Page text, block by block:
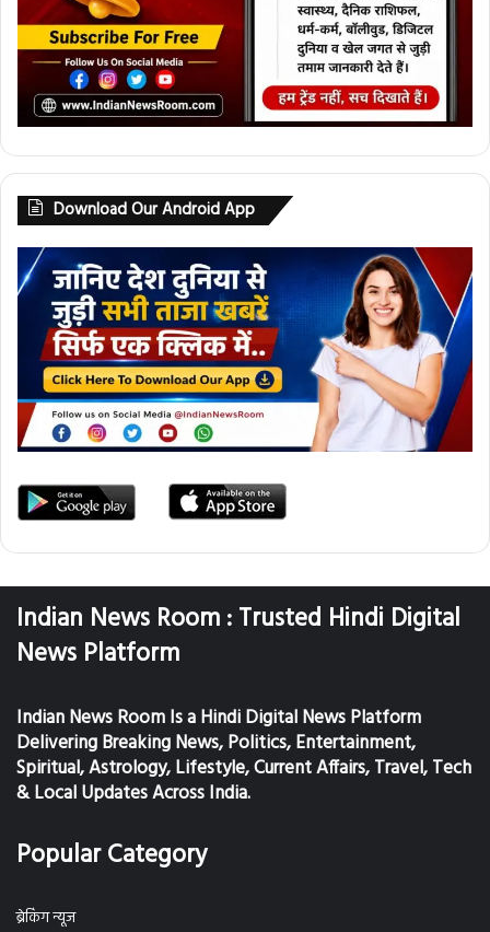
Download Our Android App
Indian News Room : Trusted Hindi Digital
News Platform
Indian News Room Is a Hindi Digital News Platform
Delivering Breaking News, Politics, Entertainment,
Spiritual, Astrology, Lifestyle, Current Affairs, Travel, Tech
& Local Updates Across India.
Popular Category
ब्रेकिंग न्यूज